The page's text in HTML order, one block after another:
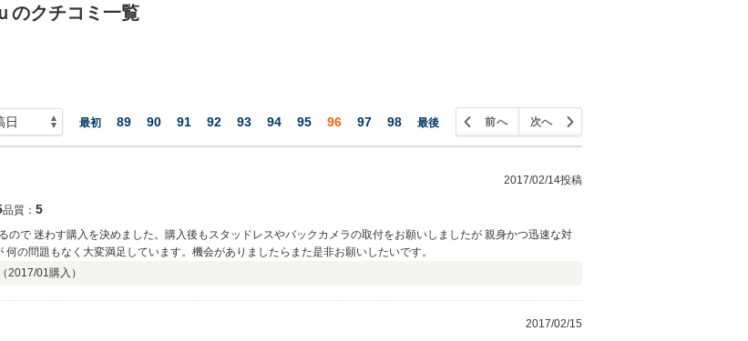
クチコミ一覧
最初 89 90 91 92 93 94 95 96 97 98 最後 前へ 次へ
2017/02/14投稿
品質： 5
ので 迷わす購入を決めました。購入後もスタッドレスやバックカメラの取付をお願いしましたが 親身かつ迅速な対
の問題もなく大変満足しています。機会がありましたらまた是非お願いしたいです。
2017/01購入）
2017/02/15